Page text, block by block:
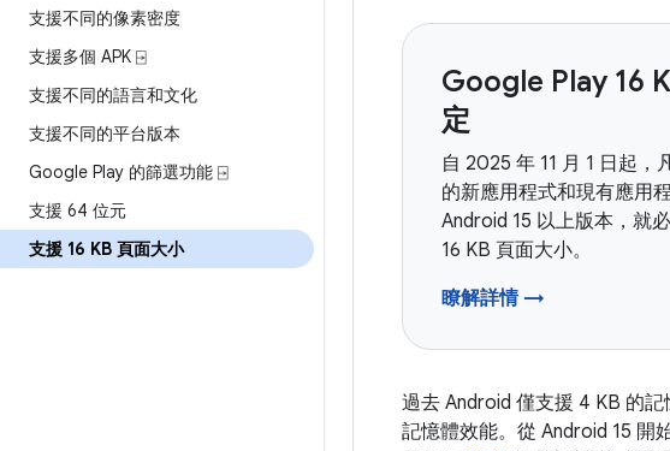
支援不同的像素密度
支援多個 APK ⍈
支援不同的語言和文化
支援不同的平台版本
Google Play 的篩選功能 ⍈
支援 64 位元
支援 16 KB 頁面大小
Google Play 16
定
自 2025 年 11 月 1 日起，
的新應用程式和現有應用
Android 15 以上版本，就
16 KB 頁面大小。
瞭解詳情 →
過去 Android 僅支援 4 KB 的
記憶體效能。從 Android 15 開